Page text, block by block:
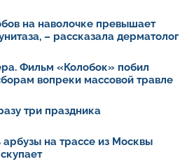
на наволочке превышает
– рассказала дерматолог
Фильм «Колобок» побил
вопреки массовой травле
три праздника
арбузы на трассе из Москвы